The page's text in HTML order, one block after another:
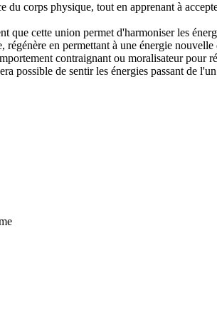
corps physique, tout en apprenant à
que cette union permet d'harmoniser les
en permettant à une énergie
contraignant ou moralisateur pour
possible de sentir les énergies passant de